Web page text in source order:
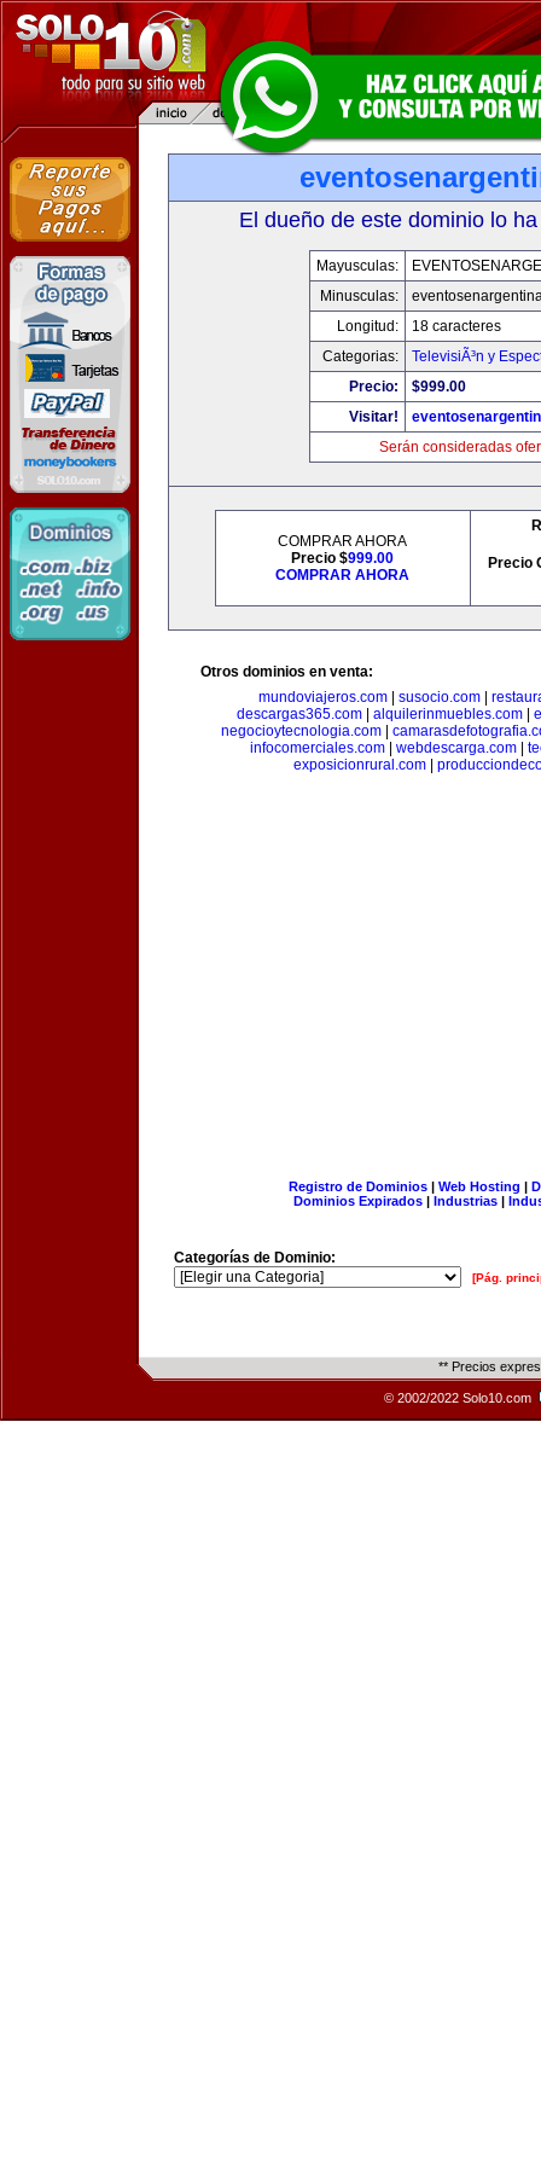
El dueño de este dominio lo
Mayusculas:
Minusculas:
Longitud:
18 caracteres
Categorias:
TelevisiÃ³n y
Precio:
$999.00
Visitar!
Serán consideradas
COMPRAR AHORA
Precio $999.00
COMPRAR AHORA
Precio
Otros dominios en venta:
mundoviajeros.com| susocio.com|
descargas365.com| alquilerinmuebles.com|
negocioytecnologia.com
infocomerciales.com| webdescarga.com|
exposicionrural.com
Registro de Dominios| Web Hosting |
Dominios Expirados | Industrias |
Categorías de Dominio:
[Pág.
** Precios
© 2002/2022 Solo10.com